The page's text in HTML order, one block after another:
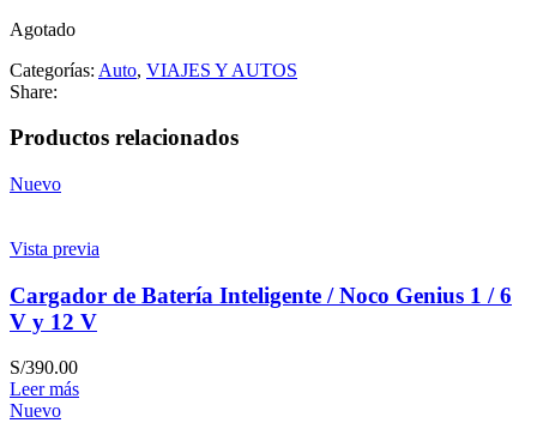
Agotado
Categorías: Auto, VIAJES Y AUTOS
Share:
Productos relacionados
Nuevo
Vista previa
Cargador de Batería Inteligente / Noco Genius 1 / 6
V y 12 V
S/390.00
Leer más
Nuevo